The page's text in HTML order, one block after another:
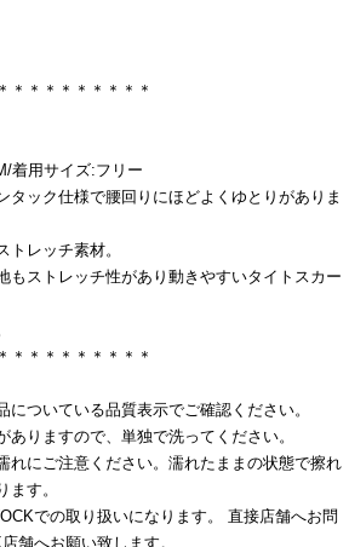
＊＊＊＊＊＊＊＊＊
着用サイズ:フリー
タック仕様で腰回りにほどよくゆとりがありま
レッチ素材。
もストレッチ性があり動きやすいタイトスカー
＊＊＊＊＊＊＊＊＊
ついている品質表示でご確認ください。
ありますので、単独で洗ってください。
れにご注意ください。濡れたままの状態で擦れ
ます。
での取り扱いになります。 直接店舗へお問
舗へお願い致します。